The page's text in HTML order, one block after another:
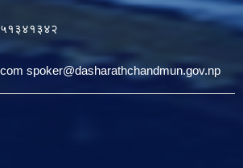
spoker@dasharathchandmun.gov.np